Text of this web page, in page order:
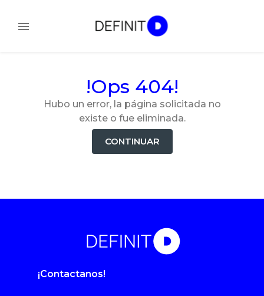
!Ops 404!
Hubo un error, la página solicitada no
existe o fue eliminada.
CONTINUAR
¡Contactanos!